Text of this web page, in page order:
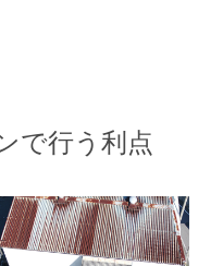
で行う利点